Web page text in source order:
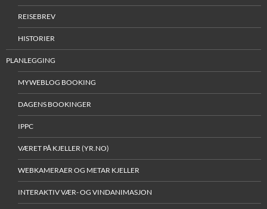
REISEBREV
HISTORIER
PLANLEGGING
MYWEBLOG BOOKING
DAGENS BOOKINGER
IPPC
VÆRET PÅ KJELLER (YR.NO)
WEBKAMERAER OG METAR KJELLER
INTERAKTIV VÆR- OG VINDANIMASJON